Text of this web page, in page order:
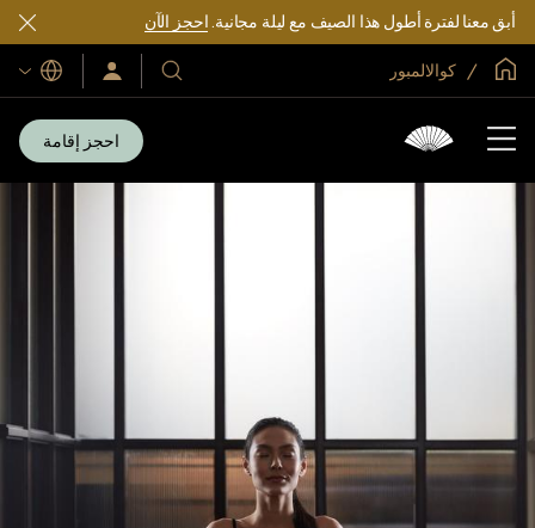
أبق معنا لفترة أطول هذا الصيف مع ليلة مجانية.احجز الآن
الصفحة الرئيسية العالمية
كوالالمبور
فنادقنا
ومنتجعاتنا
سجّل
الدخول/
اللغات
احجز إقامة